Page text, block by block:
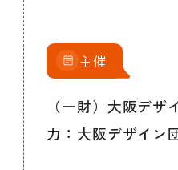
主催
（一財）大阪デ
力：大阪デザイン